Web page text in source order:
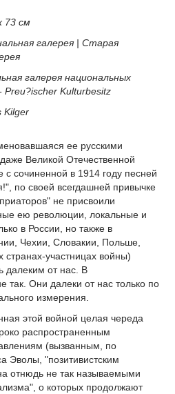
73 см
галерея | Старая
галерея национальных
Preu?ischer Kulturbesitz
ее русскими
Великой Отечественной
с сочиненной в 1914 году песней
по своей всегдашней привычке
не присвоили
ею революции, локальные и
в России, но также в
Чехии, Словакии, Польше,
странах-участницах войны)
далеким от нас. В
так. Они далеки от нас только по
измерения.
этой войной целая череда
распространенным
(вызванным, по
Эволы, "позитивистским
отнюдь не так называемыми
о которых продолжают